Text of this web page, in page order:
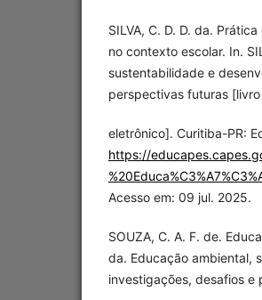
SILVA, C. D. D. da.
no contexto escolar. In.
sustentabilidade e
perspectivas futuras [livro
eletrônico]. Curitiba-PR:
https://
Acesso em: 09 jul. 2025.
SOUZA, C. A. F. de.
da. Educação ambiental,
investigações, desafios